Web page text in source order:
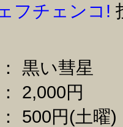
フチェンコ!
黒い彗星
2,000円
： 500円(土